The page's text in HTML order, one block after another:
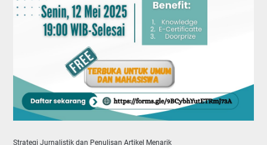
Strategi Jurnalistik dan Penulisan Artikel Menarik